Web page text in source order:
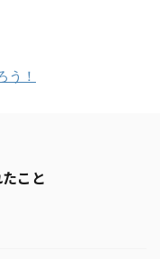
う！
こと